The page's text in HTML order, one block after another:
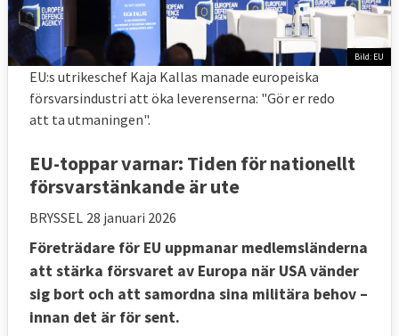
Bild: EU
EU:s utrikeschef Kaja Kallas manade europeiska
försvarsindustri att öka leverenserna: "Gör er redo
att ta utmaningen".
EU-toppar varnar: Tiden för nationellt
försvarstänkande är ute
BRYSSEL 28 januari 2026
Företrädare för EU uppmanar medlemsländerna
att stärka försvaret av Europa när USA vänder
sig bort och att samordna sina militära behov –
innan det är för sent.